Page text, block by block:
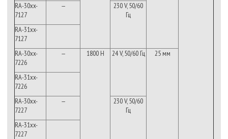
RA-30xx-
7127
—
230 V, 50/60
Гц
RA-31xx-
7127
RA-30xx-
7226
— 1800 Н 24 V, 50/60 Гц 25 мм
RA-31xx-
7226
RA-30xx-
7227
—
230 V, 50/60
Гц
RA-31xx-
7227